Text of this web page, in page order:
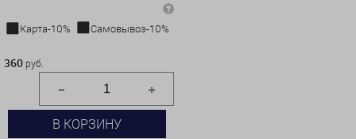
Карта-10%
Самовывоз-10%
360 руб.
В КОРЗИНУ